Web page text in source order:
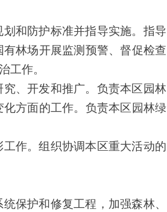
和防护标准并指导实施。指导
林场开展监测预警、督促检查
工作。
、开发和推广。负责本区园林
方面的工作。负责本区园林绿
作。组织协调本区重大活动的
保护和修复工程，加强森林、